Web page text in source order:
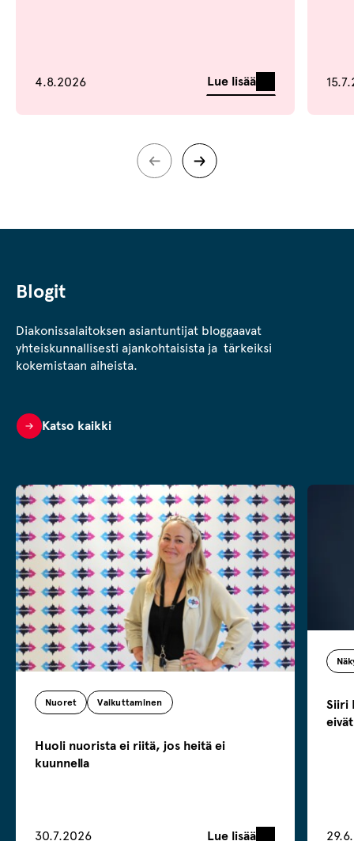
4.8.2026 Lue lisää
Blogit
Diakonissalaitoksen asiantuntijat bloggaavat
yhteiskunnallisesti ajankohtaisista ja tärkeiksi
kokemistaan aiheista.
Katso kaikki
Nuoret Vaikuttaminen
Huoli nuorista ei riitä, jos heitä ei
kuunnella
30.7.2026 Lue lisää
Siiri